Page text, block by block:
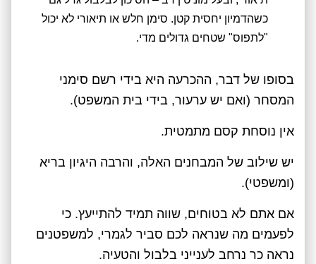
כשהדמיון יחסית קטן. סימן חלש או תיאורי לא יכול
"לתפוס" שטחים גדולים מדי.
בסופו של דבר, ההכרעה היא בידי רשם סימני
המסחר (ואם יש ערעור, בידי בית המשפט).
אין נוסחת קסם מתמטית.
יש שילוב של המבחנים האלה, והרבה היגיון בריא
(ומשפטי).
אם אתם לא בטוחים, שווה תמיד להתייעץ. כי
לפעמים מה שנראה לכם סביר לגמרי, למשפטנים
נראה כר נרחב לענייני בלבול והטעיה.